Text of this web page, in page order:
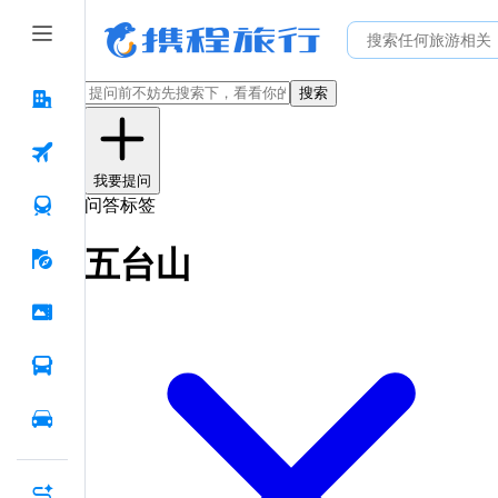
搜索
我要提问
问答标签
五台山